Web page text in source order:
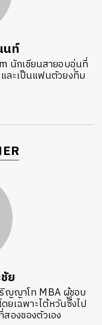
นท์
นักเขียนสายอบอุ่นที่
ละเป็นแฟนตัวยงทีม
ย
ญญาโท MBA ผู้ชอบ
ยเฉพาะไต้หวันซึ่งไป
องของตัวเอง